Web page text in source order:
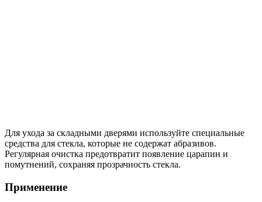
Для ухода за складными дверями используйте специальные
средства для стекла, которые не содержат абразивов.
Регулярная очистка предотвратит появление царапин и
помутнений, сохраняя прозрачность стекла.
Применение